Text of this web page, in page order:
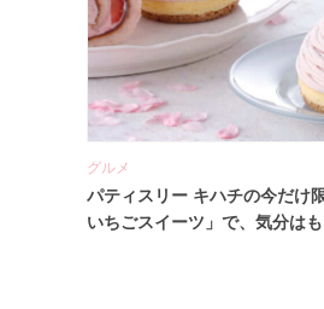
グルメ
パティスリー キハチの今だけ
いちごスイーツ」で、気分は